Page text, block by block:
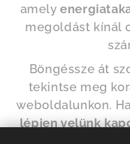
amely
megoldást kínál
Böngéssze át
tekintse meg
weboldalunkon.
lépjen velünk